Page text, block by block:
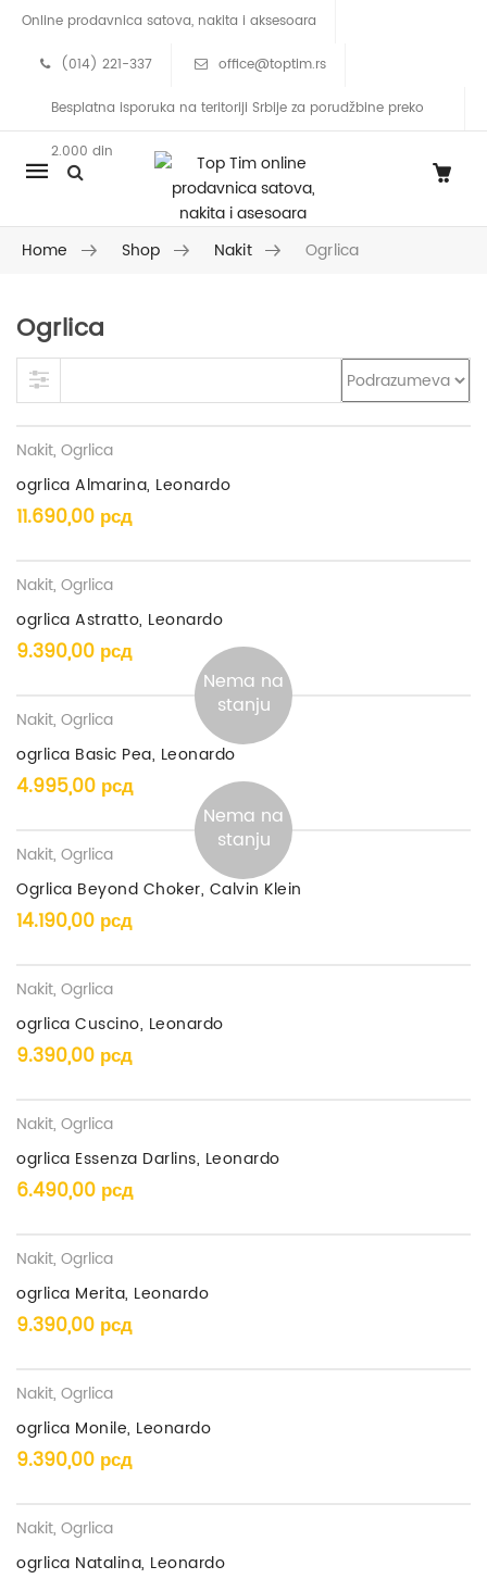
Online prodavnica satova, nakita i aksesoara
(014) 221-337 office@toptim.rs
Besplatna isporuka na teritoriji Srbije za porudžbine preko
2.000 din
Mobile
Home Shop Nakit Ogrlica
Skip to content
Ogrlica
Nakit, Ogrlica
ogrlica Almarina, Leonardo
11.690,00 рсд
Nakit, Ogrlica
ogrlica Astratto, Leonardo
9.390,00 рсд
Nema na
stanju
Nakit, Ogrlica
ogrlica Basic Pea, Leonardo
4.995,00 рсд
Nema na
stanju
Nakit, Ogrlica
Ogrlica Beyond Choker, Calvin Klein
14.190,00 рсд
Nakit, Ogrlica
ogrlica Cuscino, Leonardo
9.390,00 рсд
Nakit, Ogrlica
ogrlica Essenza Darlins, Leonardo
6.490,00 рсд
Nakit, Ogrlica
ogrlica Merita, Leonardo
9.390,00 рсд
Nakit, Ogrlica
ogrlica Monile, Leonardo
9.390,00 рсд
Nakit, Ogrlica
ogrlica Natalina, Leonardo